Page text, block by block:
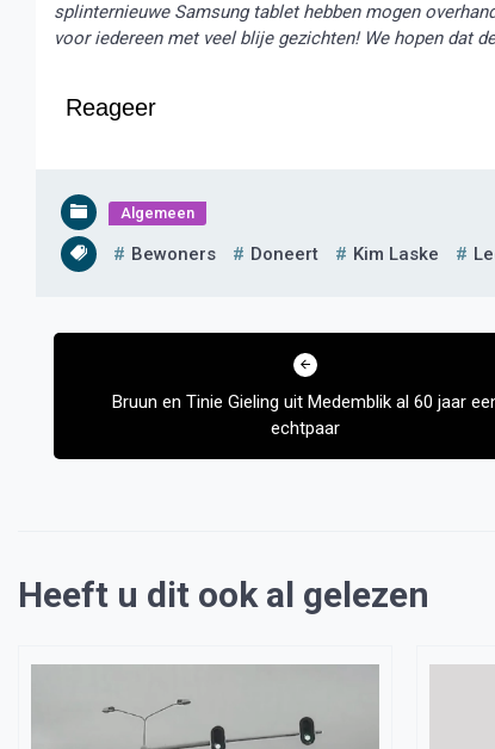
splinternieuwe Samsung tablet hebben mogen
voor iedereen met veel blije gezichten! We hopen dat
Reageer
Algemeen
Bewoners Doneert Kim Laske
Bericht
Bruun en Tinie Gieling uit Medemblik al 60 jaar
echtpaar
Heeft u dit ook al gelezen